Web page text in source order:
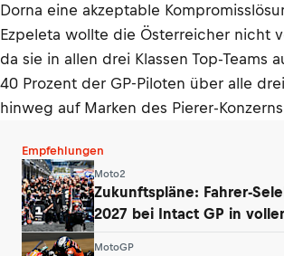
Dorna eine akzeptable
Ezpeleta wollte die Österreicher nicht
da sie in allen drei Klassen Top-Teams
40 Prozent der GP-Piloten über alle
hinweg auf Marken des Pierer-
Empfehlungen
Moto2
Zukunftspläne: Fahrer-
2027 bei Intact GP in
MotoGP